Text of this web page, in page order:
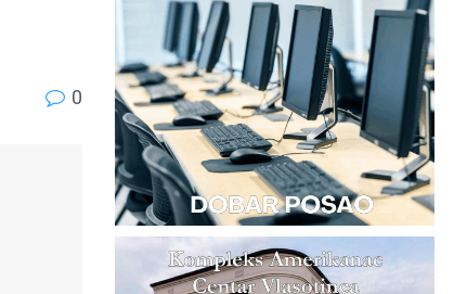
0